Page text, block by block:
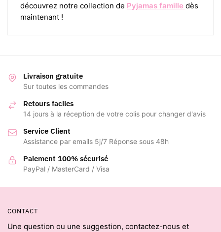
découvrez notre collection de Pyjamas famille dès
maintenant !
Livraison gratuite
Sur toutes les commandes
Retours faciles
14 jours à la réception de votre colis pour changer d'avis
Service Client
Assistance par emails 5j/7 Réponse sous 48h
Paiement 100% sécurisé
PayPal / MasterCard / Visa
CONTACT
Une question ou une suggestion, contactez-nous et